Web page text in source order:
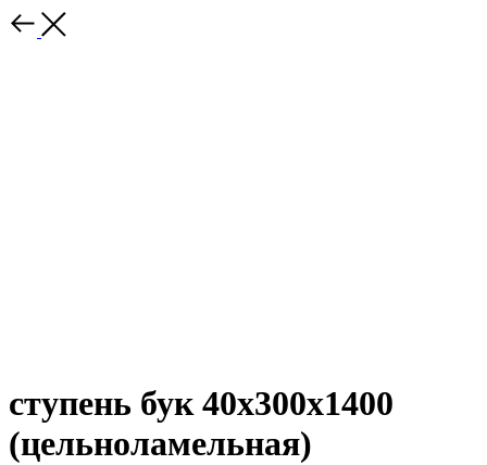
ступень бук 40х300х1400
(цельноламельная)